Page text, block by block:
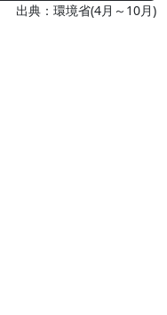
出典：環境省(4月～10月)